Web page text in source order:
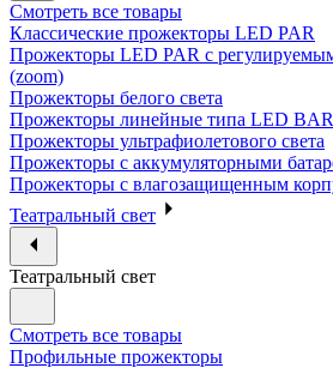
Смотреть все товары
Классические прожекторы LED PAR
Прожекторы LED PAR c
(zoom)
Прожекторы белого света
Прожекторы линейные типа LED BAR
Прожекторы ультрафиолетового света
Прожекторы с аккумуляторными
Прожекторы с влагозащищенным
Театральный свет
Театральный свет
Смотреть все товары
Профильные прожекторы